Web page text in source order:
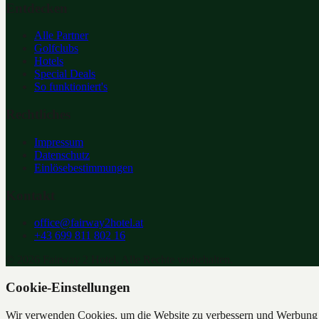
Alle Partner
Golfclubs
Hotels
Special Deals
So funktioniert's
Impressum
Datenschutz
Einlösebestimmungen
office@fairway2hotel.at
+43 699 811 802 16
Cookie-Einstellungen
Wir verwenden Cookies, um die Website zu verbessern und